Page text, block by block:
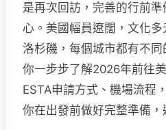
是再次回訪，完善的行前
心。美國幅員遼闊，文化
洛杉磯，每個城市都有不
你一步步了解2026年前往
ESTA申請方式、機場流程
你在出發前做好完整準備，